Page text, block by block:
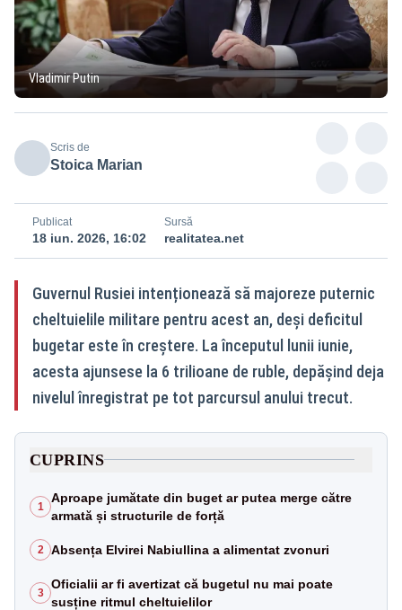
Vladimir Putin
Scris de
Stoica Marian
Publicat
18 iun. 2026, 16:02
Sursă
realitatea.net
Guvernul Rusiei intenționează să majoreze puternic
cheltuielile militare pentru acest an, deși deficitul
bugetar este în creștere. La începutul lunii iunie,
acesta ajunsese la 6 trilioane de ruble, depășind deja
nivelul înregistrat pe tot parcursul anului trecut.
CUPRINS
1
Aproape jumătate din buget ar putea merge către
armată și structurile de forță
2 Absența Elvirei Nabiullina a alimentat zvonuri
3
Oficialii ar fi avertizat că bugetul nu mai poate
susține ritmul cheltuielilor